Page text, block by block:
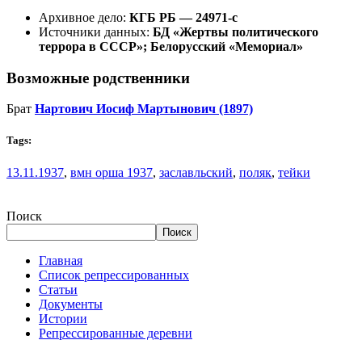
Архивное дело: КГБ РБ — 24971-с
Источники данных: БД «Жертвы политического
террора в СССР»; Белорусский «Мемориал»
Возможные родственники
Брат Нартович Иосиф Мартынович (1897)
Tags:
13.11.1937, вмн орша 1937, заславльский, поляк, тейки
Поиск
Поиск
Главная
Список репрессированных
Статьи
Документы
Истории
Репрессированные деревни